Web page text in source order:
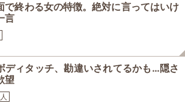
で終わる女の特徴。絶対に言ってはいけ
言
ディタッチ、勘違いされてるかも…隠さ
望